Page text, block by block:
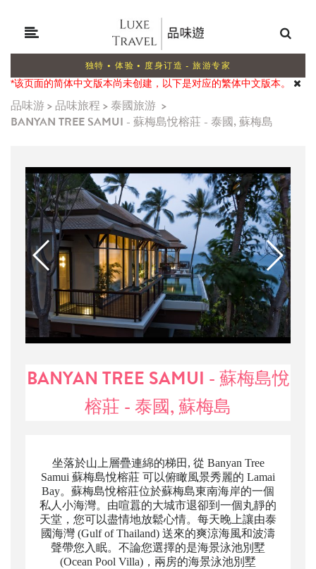
独特 • 体验 • 度身订造 - 旅游专家
*该页面的简体中文版本尚未创建，以下是对应的繁体中文版本。
品味游> 品味旅程 >泰國旅游 >
BANYAN TREE SAMUI - 蘇梅島悅榕莊 - 泰國, 蘇梅島
BANYAN TREE SAMUI - 蘇梅島悅
榕莊 - 泰國, 蘇梅島
坐落於山上層疊連綿的梯田, 從 Banyan Tree
Samui 蘇梅島悅榕莊 可以俯瞰風景秀麗的 Lamai
Bay。蘇梅島悅榕莊位於蘇梅島東南海岸的一個
私人小海灣。由喧囂的大城市退卻到一個丸靜的
天堂，您可以盡情地放鬆心情。每天晚上讓由泰
國海灣 (Gulf of Thailand) 送來的爽涼海風和波濤
聲帶您入眠。不論您選擇的是海景泳池別墅
(Ocean Pool Villa)，兩房的海景泳池別墅